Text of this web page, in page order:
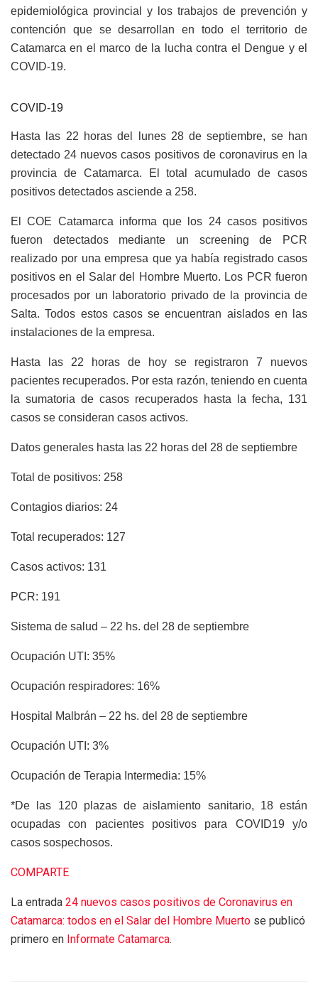
epidemiológica provincial y los trabajos de prevención y
contención que se desarrollan en todo el territorio de
Catamarca en el marco de la lucha contra el Dengue y el
COVID-19.
COVID-19
Hasta las 22 horas del lunes 28 de septiembre, se han
detectado 24 nuevos casos positivos de coronavirus en la
provincia de Catamarca. El total acumulado de casos
positivos detectados asciende a 258.
El COE Catamarca informa que los 24 casos positivos
fueron detectados mediante un screening de PCR
realizado por una empresa que ya había registrado casos
positivos en el Salar del Hombre Muerto. Los PCR fueron
procesados por un laboratorio privado de la provincia de
Salta. Todos estos casos se encuentran aislados en las
instalaciones de la empresa.
Hasta las 22 horas de hoy se registraron 7 nuevos
pacientes recuperados. Por esta razón, teniendo en cuenta
la sumatoria de casos recuperados hasta la fecha, 131
casos se consideran casos activos.
Datos generales hasta las 22 horas del 28 de septiembre
Total de positivos: 258
Contagios diarios: 24
Total recuperados: 127
Casos activos: 131
PCR: 191
Sistema de salud – 22 hs. del 28 de septiembre
Ocupación UTI: 35%
Ocupación respiradores: 16%
Hospital Malbrán – 22 hs. del 28 de septiembre
Ocupación UTI: 3%
Ocupación de Terapia Intermedia: 15%
*De las 120 plazas de aislamiento sanitario, 18 están
ocupadas con pacientes positivos para COVID19 y/o
casos sospechosos.
COMPARTE
La entrada 24 nuevos casos positivos de Coronavirus en
Catamarca: todos en el Salar del Hombre Muerto se publicó
primero en Informate Catamarca.